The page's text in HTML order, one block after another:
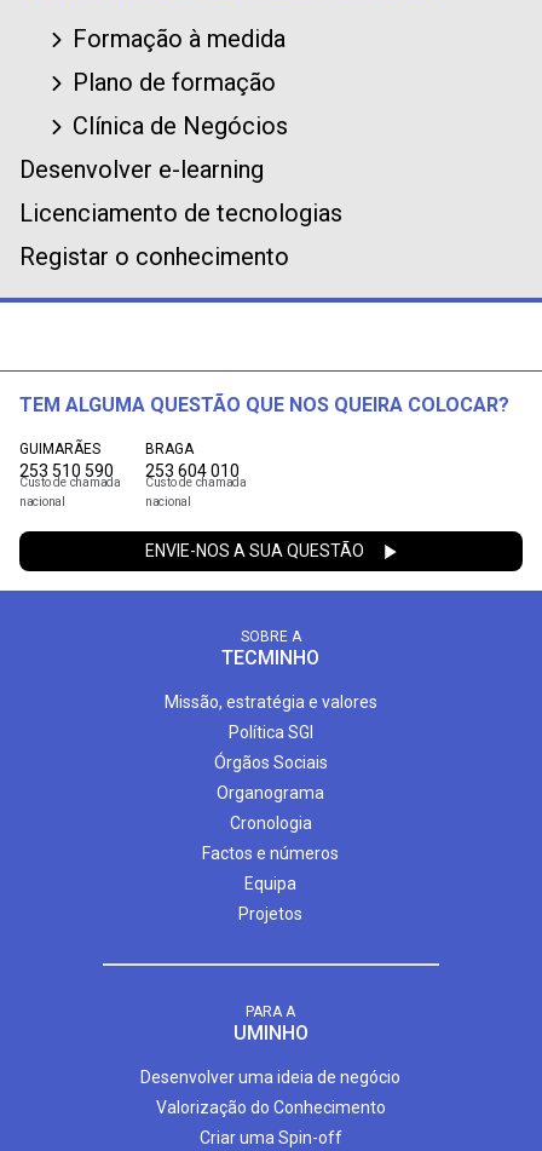
Formação à medida
Plano de formação
Clínica de Negócios
Desenvolver e-learning
Licenciamento de tecnologias
Registar o conhecimento
TEM ALGUMA QUESTÃO QUE NOS QUEIRA COLOCAR?
GUIMARÃES
253 510 590
Custo de chamada
nacional
BRAGA
253 604 010
Custo de chamada
nacional
ENVIE-NOS A SUA QUESTÃO
SOBRE A
TECMINHO
Missão, estratégia e valores
Política SGI
Órgãos Sociais
Organograma
Cronologia
Factos e números
Equipa
Projetos
PARA A
UMINHO
Desenvolver uma ideia de negócio
Valorização do Conhecimento
Criar uma Spin-off